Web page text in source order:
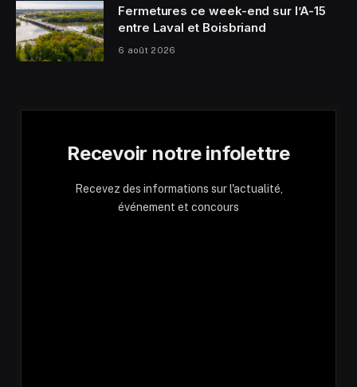
Fermetures ce week-end sur l’A-15
entre Laval et Boisbriand
6 août 2026
Recevoir notre infolettre
Recevez des informations sur l'actualité,
événement et concours